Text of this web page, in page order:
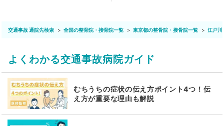
交通事故 通院先検索 全国の整骨院・接骨院一覧 東京都の整骨院・接骨院一覧 江戸川
よくわかる交通事故病院ガイド
むちうちの症状の伝え方ポイント4つ！伝
え方が重要な理由も解説